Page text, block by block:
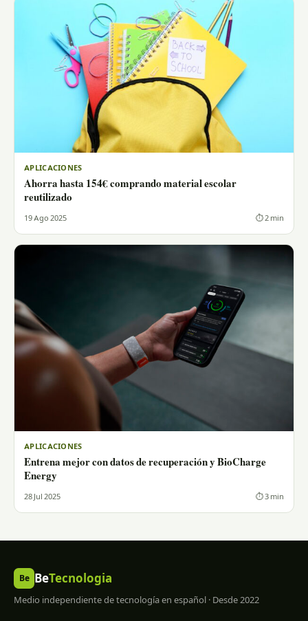
APLICACIONES
Ahorra hasta 154€ comprando material escolar
reutilizado
19 Ago 2025 ⏱ 2 min
APLICACIONES
Entrena mejor con datos de recuperación y BioCharge
Energy
28 Jul 2025 ⏱ 3 min
Be BeTecnologia
Medio independiente de tecnología en español · Desde 2022